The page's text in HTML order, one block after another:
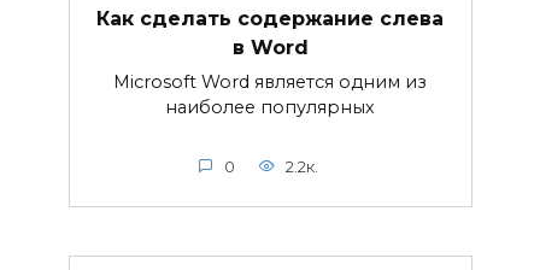
Как сделать содержание слева
в Word
Microsoft Word является одним из
наиболее популярных
0 2.2к.